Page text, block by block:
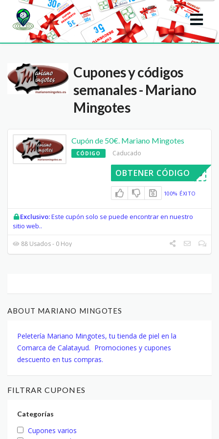
Cupones y códigos
semanales - Mariano
Mingotes
Cupón de 50€. Mariano Mingotes
CÓDIGO Caducado
NGOTES50
OBTENER CÓDIGO
100% ÉXITO
Exclusivo:Este cupón solo se puede encontrar en nuestro
sitio web..
88 Usados - 0 Hoy
ABOUT MARIANO MINGOTES
Peletería Mariano Mingotes, tu tienda de piel en la
Comarca de Calatayud. Promociones y cupones
descuento en tus compras.
FILTRAR CUPONES
Categorías
Cupones varios